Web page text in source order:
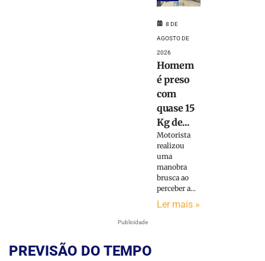
Publicidade
8 DE
AGOSTO DE
2026
Homem
é preso
com
quase 15
Kg de...
Motorista
realizou
uma
manobra
brusca ao
perceber a...
Ler mais »
PREVISÃO DO TEMPO